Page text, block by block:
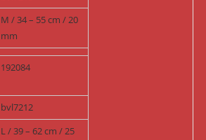
M / 34 – 55 cm / 20
mm
192084
bvl7212
L / 39 – 62 cm / 25